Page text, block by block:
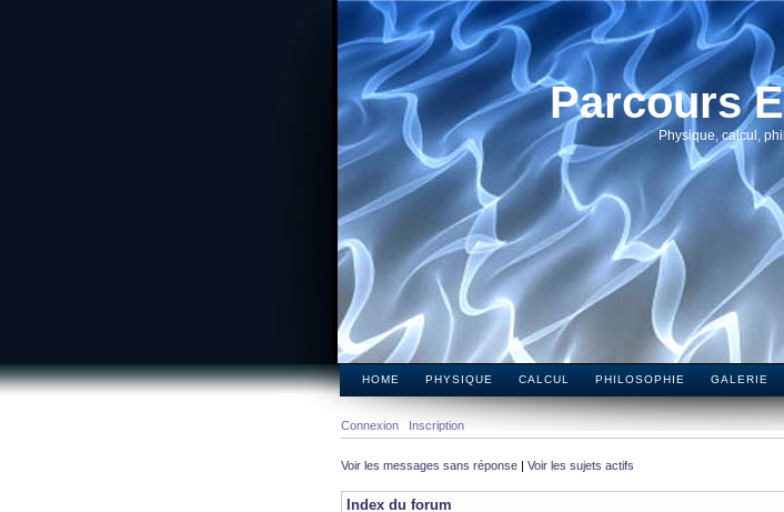
Parcours
Physique, calcul,
HOME PHYSIQUE CALCUL PHILOSOPHIE GALERIE
Connexion Inscription
Voir les messages sans réponse | Voir les sujets actifs
Index du forum